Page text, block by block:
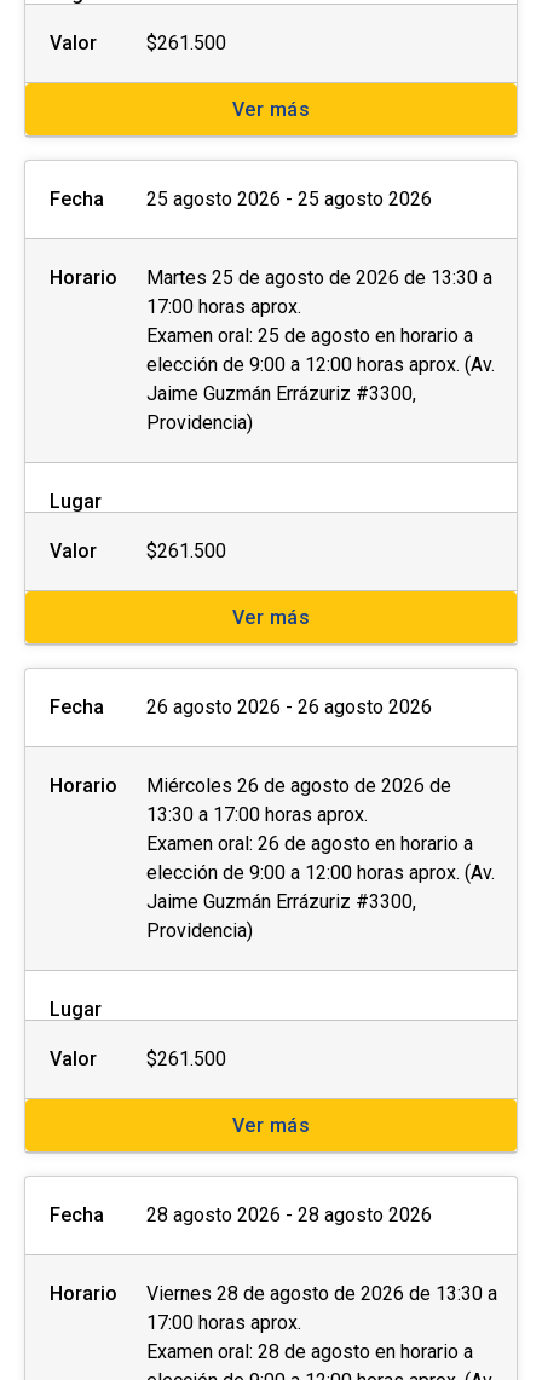
Valor $261.500
Ver más
Fecha 25 agosto 2026 - 25 agosto 2026
Horario
Martes 25 de agosto de 2026 de 13:30 a
17:00 horas aprox.
Examen oral: 25 de agosto en horario a
elección de 9:00 a 12:00 horas aprox. (Av.
Jaime Guzmán Errázuriz #3300,
Providencia)
Lugar
Valor $261.500
Ver más
Fecha 26 agosto 2026 - 26 agosto 2026
Horario
Miércoles 26 de agosto de 2026 de
13:30 a 17:00 horas aprox.
Examen oral: 26 de agosto en horario a
elección de 9:00 a 12:00 horas aprox. (Av.
Jaime Guzmán Errázuriz #3300,
Providencia)
Lugar
Valor $261.500
Ver más
Fecha 28 agosto 2026 - 28 agosto 2026
Horario
Viernes 28 de agosto de 2026 de 13:30 a
17:00 horas aprox.
Examen oral: 28 de agosto en horario a